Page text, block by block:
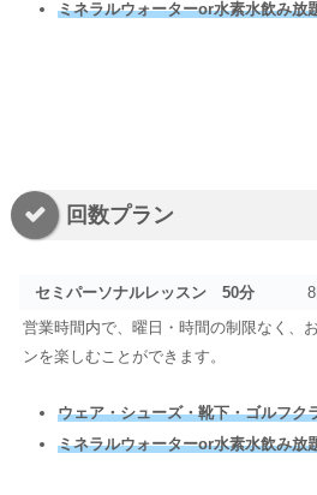
ミネラルウォーターor水素水飲み放
回数プラン
セミパーソナルレッスン 50分
営業時間内で、曜日・時間の制限なく、
ンを楽しむことができます。
ウェア・シューズ・靴下・ゴルフク
ミネラルウォーターor水素水飲み放